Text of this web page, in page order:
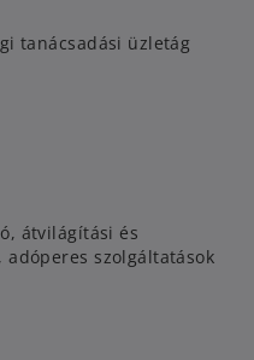
tanácsadási üzletág
átvilágítási és
szolgáltatások